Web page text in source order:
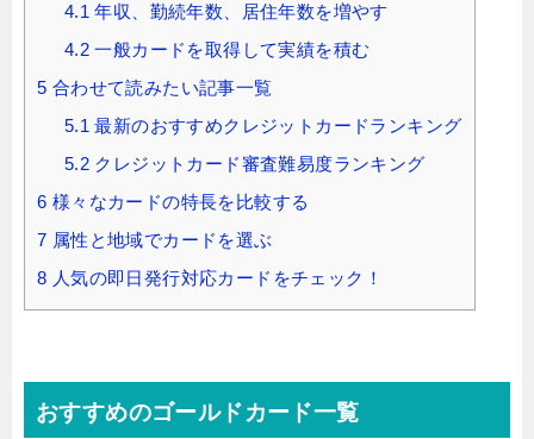
4.1 年収、勤続年数、居住年数を増やす
4.2 一般カードを取得して実績を積む
5 合わせて読みたい記事一覧
5.1 最新のおすすめクレジットカードランキング
5.2 クレジットカード審査難易度ランキング
6 様々なカードの特長を比較する
7 属性と地域でカードを選ぶ
8 人気の即日発行対応カードをチェック！
おすすめのゴールドカード一覧